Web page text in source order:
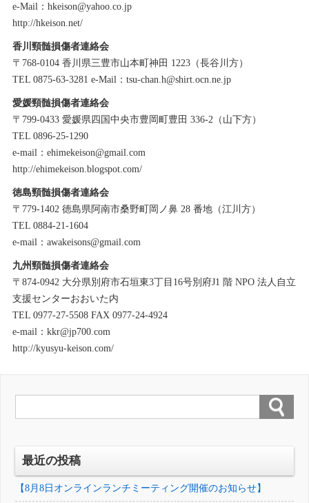
e-Mail：hkeison@yahoo.co.jp
http://hkeison.net/
香川頸髄損傷者連絡会
〒768-0104 香川県三豊市山本町神田 1223（長谷川方）
TEL 0875-63-3281 e-Mail：tsu-chan.h@shirt.ocn.ne.jp
愛媛頸髄損傷者連絡会
〒799-0433 愛媛県四国中央市豊岡町豊田 336-2（山下方）
TEL 0896-25-1290
e-mail：ehimekeison@gmail.com
http://ehimekeison.blogspot.com/
徳島頸髄損傷者連絡会
〒779-1402 徳島県阿南市桑野町岡ノ鼻 28 番地（江川方）
TEL 0884-21-1604
e-mail：awakeisons@gmail.com
九州頸髄損傷者連絡会
〒874-0942 大分県別府市石垣東3丁目16号別府J1 階 NPO 法人自立
支援センターおおいた内
TEL 0977-27-5508 FAX 0977-24-4924
e-mail：kkr@jp700.com
http://kyusyu-keison.com/
最近の投稿
【8月8日オンラインランチミーティング開催のお知らせ】